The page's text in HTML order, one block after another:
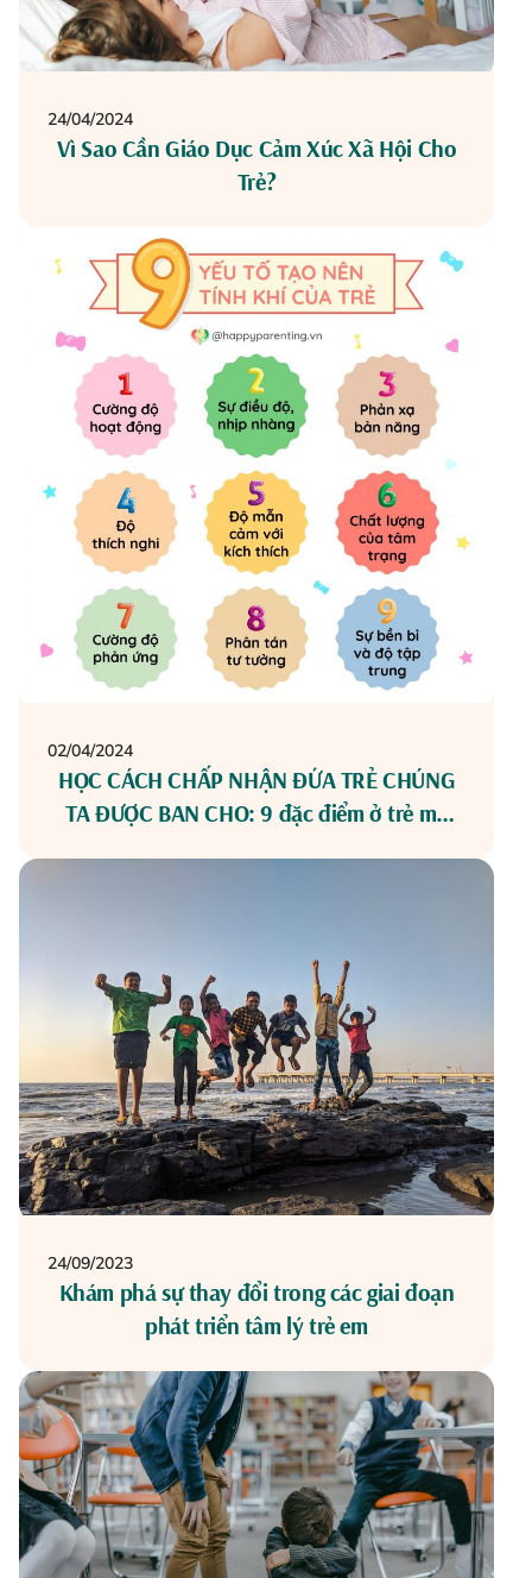
24/04/2024
Vì Sao Cần Giáo Dục Cảm Xúc Xã Hội Cho
Trẻ?
02/04/2024
HỌC CÁCH CHẤP NHẬN ĐỨA TRẺ CHÚNG
TA ĐƯỢC BAN CHO: 9 đặc điểm ở trẻ mà
24/09/2023
Khám phá sự thay đổi trong các giai đoạn
phát triển tâm lý trẻ em